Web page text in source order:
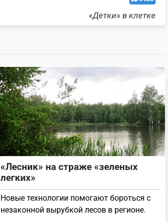
«Детки» в клетке
«Лесник» на страже «зеленых
легких»
Новые технологии помогают бороться с
незаконной вырубкой лесов в регионе.